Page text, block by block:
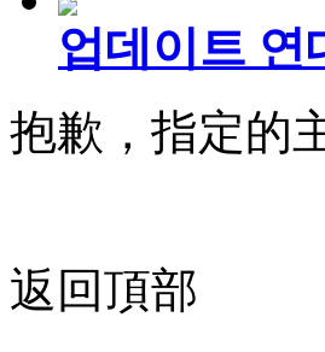
업데이트 연
抱歉，指定的
返回頂部